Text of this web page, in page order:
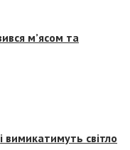
м’ясом та
вимикатимуть світло